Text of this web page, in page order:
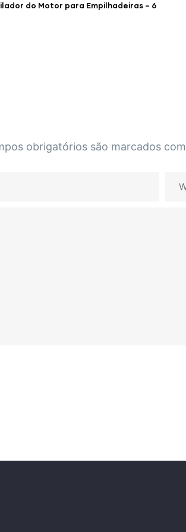
do Motor para Empilhadeiras – 6
obrigatórios são marcados com